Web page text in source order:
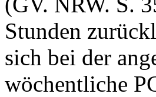
Stunden
sich bei der
wöchentliche